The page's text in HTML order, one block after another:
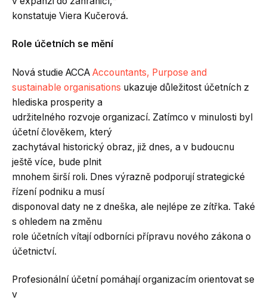
konstatuje Viera Kučerová.
Role účetních se mění
Nová studie ACCA Accountants, Purpose and
sustainable organisations ukazuje důležitost účetních z
hlediska prosperity a
udržitelného rozvoje organizací. Zatímco v minulosti byl
účetní člověkem, který
zachytával historický obraz, již dnes, a v budoucnu
ještě více, bude plnit
mnohem širší roli. Dnes výrazně podporují strategické
řízení podniku a musí
disponoval daty ne z dneška, ale nejlépe ze zítřka. Také
s ohledem na změnu
role účetních vítají odborníci přípravu nového zákona o
účetnictví.
Profesionální účetní pomáhají organizacím orientovat se
v